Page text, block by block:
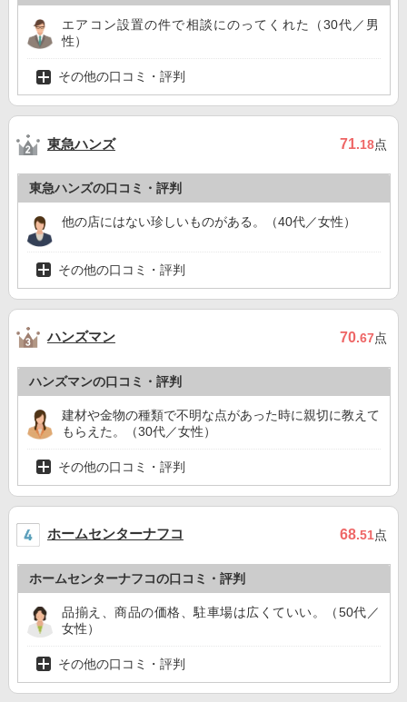
エアコン設置の件で相談にのってくれた（30代／男
性）
その他の口コミ・評判
東急ハンズ 71.18点
東急ハンズの口コミ・評判
他の店にはない珍しいものがある。（40代／女性）
その他の口コミ・評判
ハンズマン 70.67点
ハンズマンの口コミ・評判
建材や金物の種類で不明な点があった時に親切に教えて
もらえた。（30代／女性）
その他の口コミ・評判
ホームセンターナフコ 68.51点
ホームセンターナフコの口コミ・評判
品揃え、商品の価格、駐車場は広くていい。（50代／
女性）
その他の口コミ・評判